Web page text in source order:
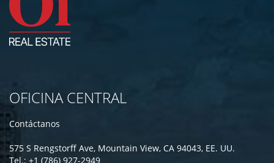
OFICINA CENTRAL
Contáctanos
575 S Rengstorff Ave, Mountain View, CA 94043, EE. UU.
Tel.: +1 (786) 927-2949